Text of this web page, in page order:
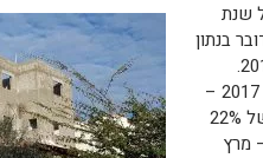
שנת
מדובר בנתון
הרבעוני הנמוך ביותר מאז הרבעון השלישי בשנת 2012.
בבחינה שנתית ב- 12 החודשים האחרונים מאפריל 2017 –
מרץ 2018 הוחל בבנייתן של 43,350 דירות, ירידה של 22%
ל-12 החודשים הקודמים (אפריל 2016 – מרץ